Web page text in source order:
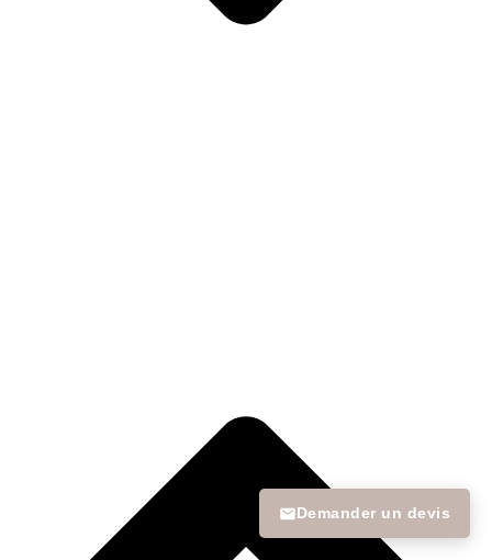
Demander un devis